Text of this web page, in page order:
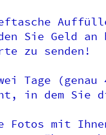
Sie Geld
zu senden!
Tage (genau
in dem
Fotos mit